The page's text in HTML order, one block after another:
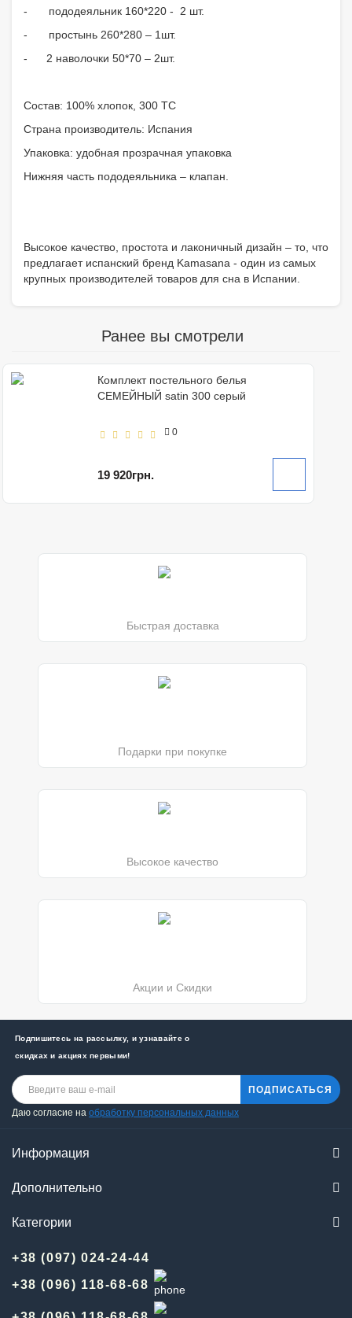
-
пододеяльник 160*220 - 2 шт.
-
простынь 260*280 – 1шт.
- 2 наволочки 50*70 – 2шт.
Состав: 100% хлопок, 300 ТС
Страна производитель: Испания
Упаковка: удобная прозрачная упаковка
Нижняя часть пододеяльника – клапан.
Высокое качество, простота и лаконичный дизайн – то, что
предлагает испанский бренд Kamasana - один из самых
крупных производителей товаров для сна в Испании.
Ранее вы смотрели
Комплект постельного белья
СЕМЕЙНЫЙ satin 300 серый
0
19 920грн.
Быстрая доставка
Подарки при покупке
Высокое качество
Акции и Скидки
Подпишитесь на рассылку, и узнавайте о
скидках и акциях первыми!
ПОДПИСАТЬСЯ
Даю согласие на обработку персональных данных
Информация
Дополнительно
Категории
+38 (097) 024-24-44
+38 (096) 118-68-68